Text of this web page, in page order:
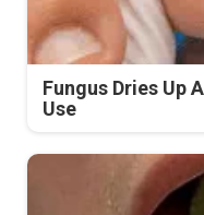
Fungus Dries Up
Use